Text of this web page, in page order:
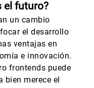
el futuro?
un cambio
el desarrollo
ventajas en
e innovación.
frontends puede
bien merece el